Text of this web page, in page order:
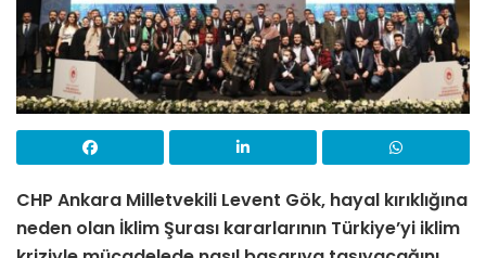
CHP Ankara Milletvekili Levent Gök, hayal kırıklığına
neden olan İklim Şurası kararlarının Türkiye’yi iklim